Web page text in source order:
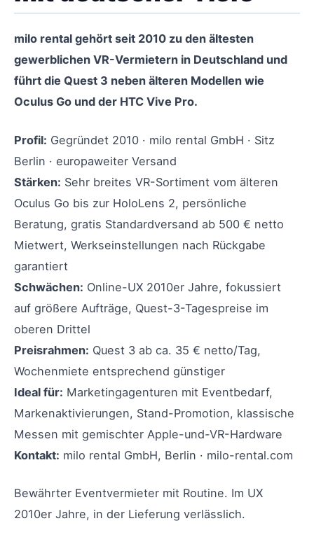
milo rental gehört seit 2010 zu den ältesten
gewerblichen VR-Vermietern in Deutschland und
führt die Quest 3 neben älteren Modellen wie
Oculus Go und der HTC Vive Pro.
Profil: Gegründet 2010 · milo rental GmbH · Sitz
Berlin · europaweiter Versand
Stärken: Sehr breites VR-Sortiment vom älteren
Oculus Go bis zur HoloLens 2, persönliche
Beratung, gratis Standardversand ab 500 € netto
Mietwert, Werkseinstellungen nach Rückgabe
garantiert
Schwächen: Online-UX 2010er Jahre, fokussiert
auf größere Aufträge, Quest-3-Tagespreise im
oberen Drittel
Preisrahmen: Quest 3 ab ca. 35 € netto/Tag,
Wochenmiete entsprechend günstiger
Ideal für: Marketingagenturen mit Eventbedarf,
Markenaktivierungen, Stand-Promotion, klassische
Messen mit gemischter Apple-und-VR-Hardware
Kontakt: milo rental GmbH, Berlin · milo-rental.com
Bewährter Eventvermieter mit Routine. Im UX
2010er Jahre, in der Lieferung verlässlich.